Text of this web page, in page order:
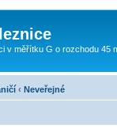
v měřítku G o rozchodu 45
‹ Neveřejné